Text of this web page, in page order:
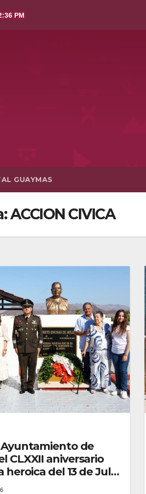
PM
GUAYMAS
ACCION CIVICA
Ayuntamiento de
CLXXII aniversario
heroica del 13 de Julio